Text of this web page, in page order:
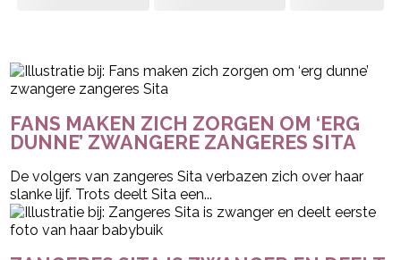
FANS MAKEN ZICH ZORGEN OM ‘ERG
DUNNE’ ZWANGERE ZANGERES SITA
De volgers van zangeres Sita verbazen zich over haar
slanke lijf. Trots deelt Sita een...